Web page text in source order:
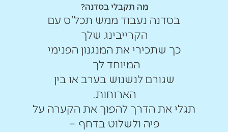
מה תקבלי בסדנה?
בסדנה נעבוד ממש תכל'ס עם
הקרייבינג שלך
כך שתכירי את המנגנון הפנימי
המיוחד לך
שגורם לנשנוש בערב או בין
הארוחות.
תגלי את הדרך להפוך את הקערה על
פיה ולשלוט בדחף –